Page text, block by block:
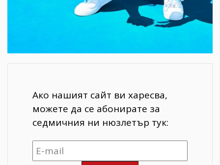
Ако нашият сайт ви харесва,
можете да се абонирате за
седмичния ни нюзлетър тук: